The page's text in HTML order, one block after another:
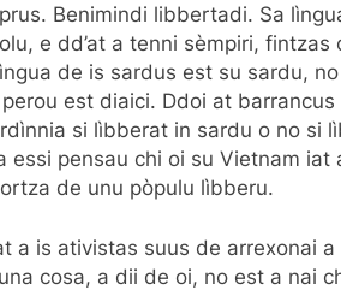
Benimindi libbertadi. Sa
e dd’at a tenni sèmpiri,
de is sardus est su sardu,
est diaici. Ddoi at
si lìbberat in sardu o no si
essi pensau chi oi su Vietnam iat
de unu pòpulu lìbberu.
a is ativistas suus de arrexonai
cosa, a dii de oi, no est a nai